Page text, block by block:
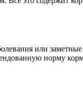
или
норму